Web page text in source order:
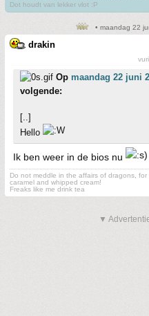
Dot houdt van lekker vlot :P
• maandag 22
drakin
Op maandag 22 juni
volgende:
[..]
Hello
Ik ben weer in de bios nu
Do not meddle in the affairs of dragons,
caramel and whipped cream!
Freaks like me drink tea
▼